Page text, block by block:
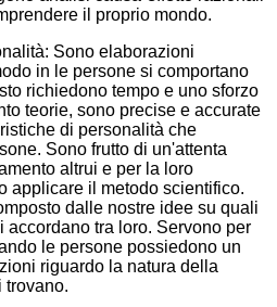
il proprio mondo.
Sono elaborazioni
in le persone si comportano
richiedono tempo e uno sforzo
teorie, sono precise e accurate
di personalità che
Sono frutto di un'attenta
altrui e per la loro
applicare il metodo scientifico.
dalle nostre idee su quali
accordano tra loro. Servono per
le persone possiedono un
riguardo la natura della
trovano.